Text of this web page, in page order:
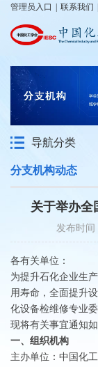
管理员入口 联系我们
导航分类
分支机构动态
关于举办全
发布时
各有关单位：
为提升石化企业生
用寿命，全面提升
化设备检维修专业
现将有关事宜通知如
一、组织机构
主办单位：中国化